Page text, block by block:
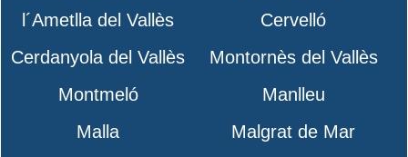
l´Ametlla del Vallès
Cervelló
Cerdanyola del Vallès
Montornès del Vallès
Montmeló
Manlleu
Malla
Malgrat de Mar